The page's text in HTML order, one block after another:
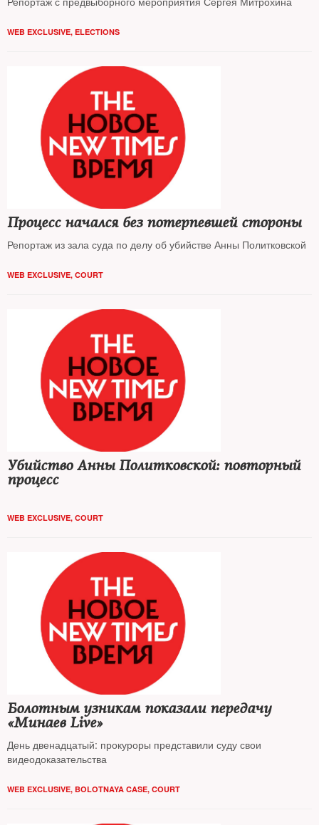
WEB EXCLUSIVE, ELECTIONS
Процесс начался без потерпевшей стороны
Репортаж из зала суда по делу об убийстве Анны Политковской
WEB EXCLUSIVE, COURT
Убийство Анны Политковской: повторный
процесс
WEB EXCLUSIVE, COURT
Болотным узникам показали передачу
«Минаев Live»
День двенадцатый: прокуроры представили суду свои
видеодоказательства
WEB EXCLUSIVE, BOLOTNAYA CASE, COURT